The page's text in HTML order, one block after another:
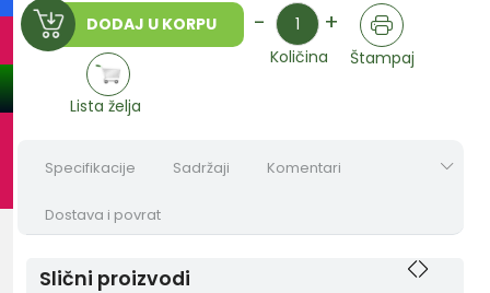
DODAJ U KORPU - Količina +
Količina Štampaj
Lista želja
Specifikacije Sadržaji Komentari
Dostava i povrat
Slični proizvodi